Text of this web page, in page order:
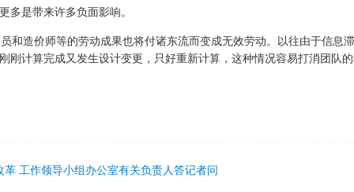
多是带来许多负面影响。
和造价师等的劳动成果也将付诸东流而变成无效劳动。以往由于信息
刚计算完成又发生设计变更，只好重新计算，这种情况容易打消团队
工作领导小组办公室有关负责人答记者问